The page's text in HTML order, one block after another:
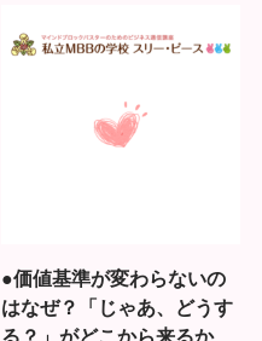
●価値基準が変わらないの
はなぜ？「じゃあ、どうす
る？」がどこから来るか